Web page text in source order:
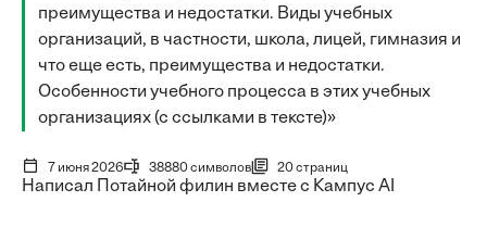
преимущества и недостатки. Виды учебных
организаций, в частности, школа, лицей, гимназия и
что еще есть, преимущества и недостатки.
Особенности учебного процесса в этих учебных
организациях (с ссылками в тексте)»
7 июня 2026 38880 символов 20 страниц
Написал Потайной филин вместе с Кампус AI